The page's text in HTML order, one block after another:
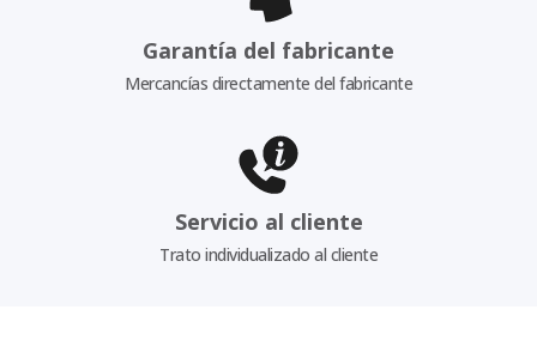
Garantía del fabricante
Mercancías directamente del fabricante
Servicio al cliente
Trato individualizado al cliente